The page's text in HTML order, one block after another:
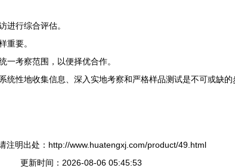
进行综合评估。
重要。
一考察范围，以便择优合作。
性地收集信息、深入实地考察和严格样品测试是不可或缺
注明出处：http://www.huatengxj.com/product/49.html
更新时间：2026-08-06 05:45:53